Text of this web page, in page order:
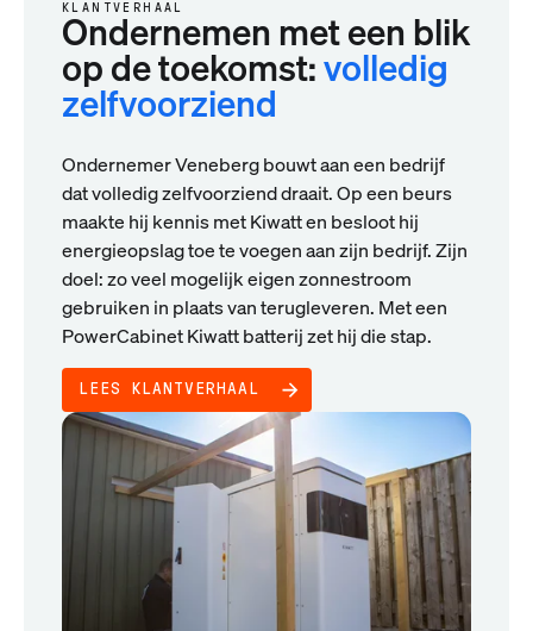
KLANTVERHAAL
Ondernemen met een blik
op de toekomst:volledig
zelfvoorziend
Ondernemer Veneberg bouwt aan een bedrijf
dat volledig zelfvoorziend draait. Op een beurs
maakte hij kennis met Kiwatt en besloot hij
energieopslag toe te voegen aan zijn bedrijf. Zijn
doel: zo veel mogelijk eigen zonnestroom
gebruiken in plaats van terugleveren. Met een
PowerCabinet Kiwatt batterij zet hij die stap.
LEES KLANTVERHAAL